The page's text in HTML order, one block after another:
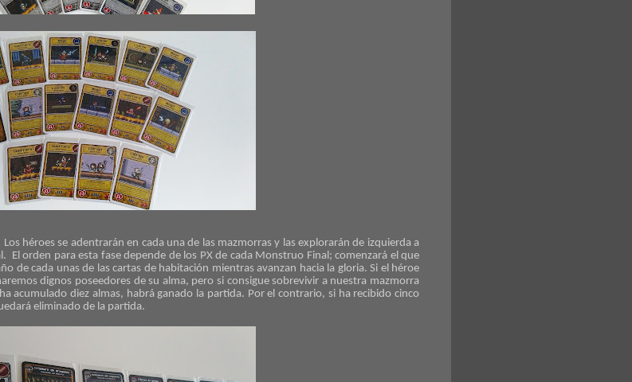
Los héroes se adentrarán en cada una de las mazmorras y las explorarán de izquierda a
El orden para esta fase depende de los PX de cada Monstruo Final; comenzará el que
de cada unas de las cartas de habitación mientras avanzan hacia la gloria. Si el héroe
dignos poseedores de su alma, pero si consigue sobrevivir a nuestra mazmorra
acumulado diez almas, habrá ganado la partida. Por el contrario, si ha recibido cinco
eliminado de la partida.